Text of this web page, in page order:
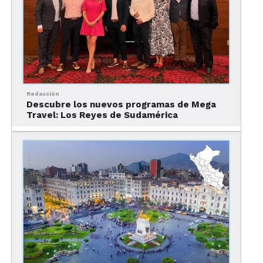
Hay hoteles para todo tipo de presupuestos y
necesidades, aquí se encuentra el hotel San
Agustín Colonial de 3 estrellas, hotel José Antonio
de 4 estrellas y si lo que buscas es algo sofisticado,
se encuentra el hotel Marriott Lima de 5 estrellas.
Qué más ver y hacer en
Perú
Redacción
Descubre los nuevos programas de Mega
Travel: Los Reyes de Sudamérica